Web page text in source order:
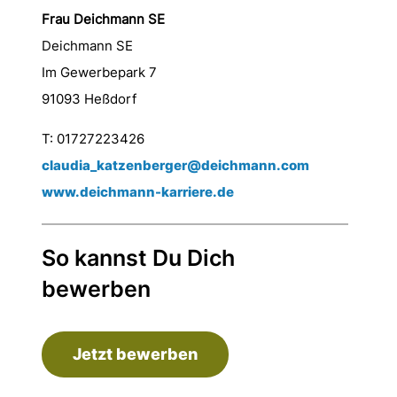
Frau Deichmann SE
Deichmann SE
Im Gewerbepark 7
91093 Heßdorf
T: 01727223426
claudia_katzenberger@deichmann.com
www.deichmann-karriere.de
So kannst Du Dich
bewerben
Jetzt bewerben